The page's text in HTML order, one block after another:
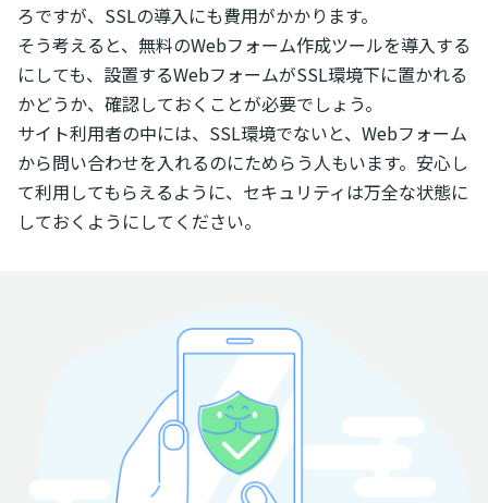
ろですが、SSLの導入にも費用がかかります。
そう考えると、無料のWebフォーム作成ツールを導入する
にしても、設置するWebフォームがSSL環境下に置かれる
かどうか、確認しておくことが必要でしょう。
サイト利用者の中には、SSL環境でないと、Webフォーム
から問い合わせを入れるのにためらう人もいます。安心し
て利用してもらえるように、セキュリティは万全な状態に
しておくようにしてください。